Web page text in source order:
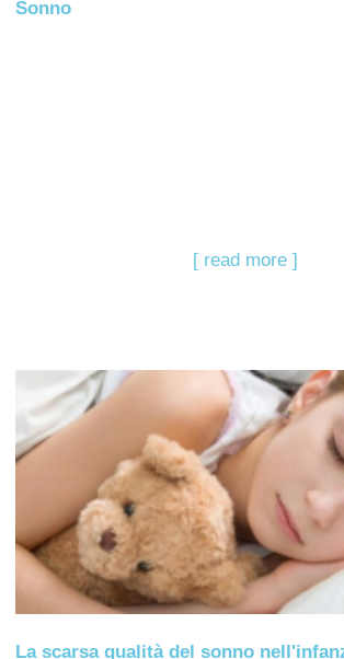
Sonno
[ read more ]
La scarsa qualità del sonno